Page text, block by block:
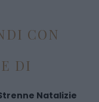
CON
DI
Natalizie